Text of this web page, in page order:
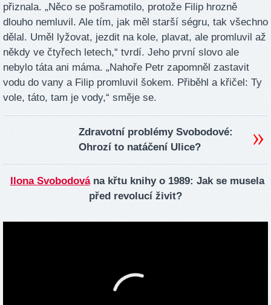
přiznala. „Něco se pošramotilo, protože Filip hrozně
dlouho nemluvil. Ale tím, jak měl starší ségru, tak všechno
dělal. Uměl lyžovat, jezdit na kole, plavat, ale promluvil až
někdy ve čtyřech letech,“ tvrdí. Jeho první slovo ale
nebylo táta ani máma. „Nahoře Petr zapomněl zastavit
vodu do vany a Filip promluvil šokem. Přiběhl a křičel: Ty
vole, táto, tam je vody,“ směje se.
Zdravotní problémy Svobodové:
Ohrozí to natáčení Ulice?
Ilona Svobodována křtu knihy o 1989: Jak se musela
před revolucí živit?